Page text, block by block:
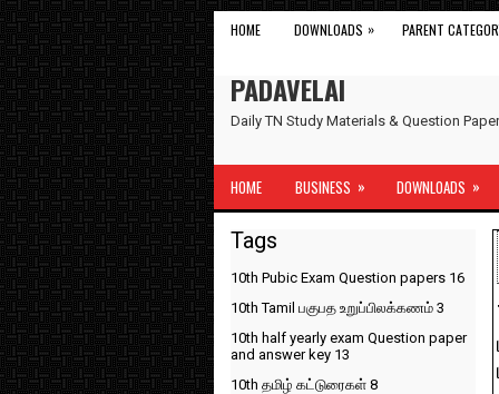
HOME DOWNLOADS » PARENT
PADAVELAI
Daily TN Study Materials & Question
HOME BUSINESS » DOWNLOADS »
Tags
10th Pubic Exam Question papers 16
10th Tamil பகுபத உறுப்பிலக்கணம் 3
10th half yearly exam Question paper
and answer key 13
10th தமிழ் கட்டுரைகள் 8